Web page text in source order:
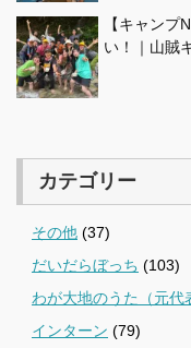
【キャンプ
い！｜山賊
カテゴリー
その他 (37)
だいだらぼっち (103)
わが大地のうた（元代
インターン (79)